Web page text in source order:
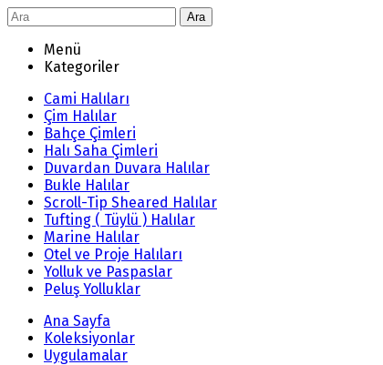
Ara
Menü
Kategoriler
Cami Halıları
Çim Halılar
Bahçe Çimleri
Halı Saha Çimleri
Duvardan Duvara Halılar
Bukle Halılar
Scroll-Tip Sheared Halılar
Tufting ( Tüylü ) Halılar
Marine Halılar
Otel ve Proje Halıları
Yolluk ve Paspaslar
Peluş Yolluklar
Ana Sayfa
Koleksiyonlar
Uygulamalar